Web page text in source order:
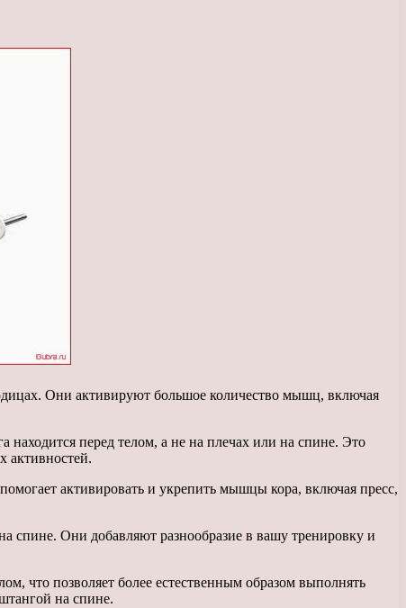
Они активируют большое количество мышц, включая
находится перед телом, а не на плечах или на спине. Это
активностей.
активировать и укрепить мышцы кора, включая пресс,
спине. Они добавляют разнообразие в вашу тренировку и
что позволяет более естественным образом выполнять
на спине.